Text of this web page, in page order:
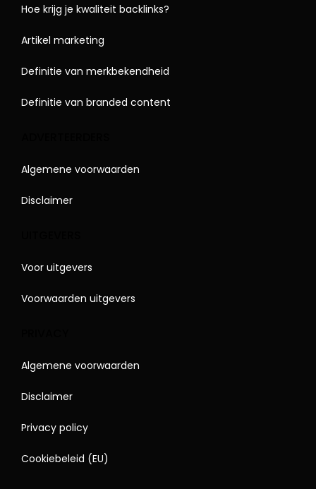
Hoe krijg je kwaliteit backlinks?
Artikel marketing
Definitie van merkbekendheid
Definitie van branded content
Algemene voorwaarden
Disclaimer
Voor uitgevers
Voorwaarden uitgevers
Algemene voorwaarden
Disclaimer
Privacy policy
Cookiebeleid (EU)